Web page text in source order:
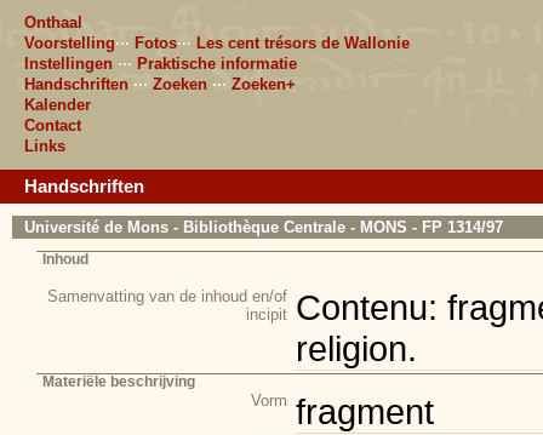
Onthaal
Voorstelling··· Fotos··· Les cent trésors de Wallonie
Instellingen ··· Praktische informatie
Handschriften ··· Zoeken ··· Zoeken+
Kalender
Contact
Links
Handschriften
Université de Mons - Bibliothèque Centrale - MONS - FP 1314/97
Inhoud
Samenvatting van de inhoud en/of
incipit Contenu:
religion.
Materiële beschrijving
Vorm fragment